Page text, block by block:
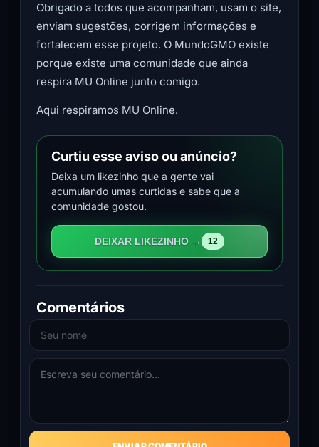
Obrigado a todos que acompanham, usam o site,
enviam sugestões, corrigem informações e
fortalecem esse projeto. O MundoGMO existe
porque existe uma comunidade que ainda
respira MU Online junto comigo.
Aqui respiramos MU Online.
Curtiu esse aviso ou anúncio?
Deixa um likezinho que a gente vai
acumulando umas curtidas e sabe que a
comunidade gostou.
DEIXAR LIKEZINHO → 12
Comentários